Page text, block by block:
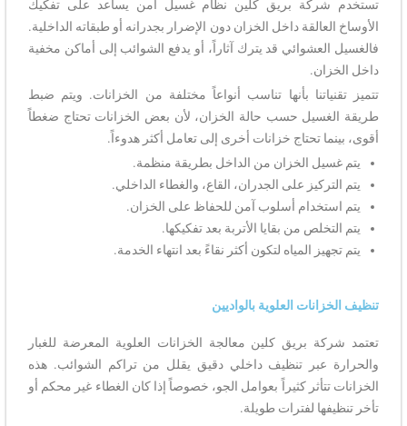
تستخدم شركة بريق كلين نظام غسيل آمن يساعد على تفكيك
الأوساخ العالقة داخل الخزان دون الإضرار بجدرانه أو طبقاته الداخلية.
فالغسيل العشوائي قد يترك آثاراً، أو يدفع الشوائب إلى أماكن مخفية
داخل الخزان.
تتميز تقنياتنا بأنها تناسب أنواعاً مختلفة من الخزانات. ويتم ضبط
طريقة الغسيل حسب حالة الخزان، لأن بعض الخزانات تحتاج ضغطاً
أقوى، بينما تحتاج خزانات أخرى إلى تعامل أكثر هدوءاً.
يتم غسيل الخزان من الداخل بطريقة منظمة.
يتم التركيز على الجدران، القاع، والغطاء الداخلي.
يتم استخدام أسلوب آمن للحفاظ على الخزان.
يتم التخلص من بقايا الأتربة بعد تفكيكها.
يتم تجهيز المياه لتكون أكثر نقاءً بعد انتهاء الخدمة.
تنظيف الخزانات العلوية بالواديين
تعتمد شركة بريق كلين معالجة الخزانات العلوية المعرضة للغبار
والحرارة عبر تنظيف داخلي دقيق يقلل من تراكم الشوائب. هذه
الخزانات تتأثر كثيراً بعوامل الجو، خصوصاً إذا كان الغطاء غير محكم أو
تأخر تنظيفها لفترات طويلة.